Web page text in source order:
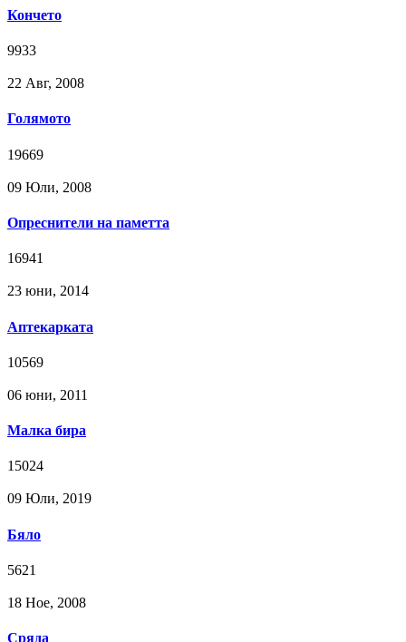
Кончето
9933
22 Авг, 2008
Голямото
19669
09 Юли, 2008
Опреснители на паметта
16941
23 юни, 2014
Аптекарката
10569
06 юни, 2011
Малка бира
15024
09 Юли, 2019
Бяло
5621
18 Ное, 2008
Сряда